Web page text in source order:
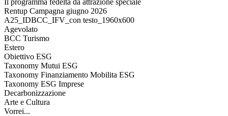
Il programma fedeltà da attrazione speciale
Rentup Campagna giugno 2026
A25_IDBCC_IFV_con testo_1960x600
Agevolato
BCC Turismo
Estero
Obiettivo ESG
Taxonomy Mutui ESG
Taxonomy Finanziamento Mobilita ESG
Taxonomy ESG Imprese
Decarbonizzazione
Arte e Cultura
Vorrei...